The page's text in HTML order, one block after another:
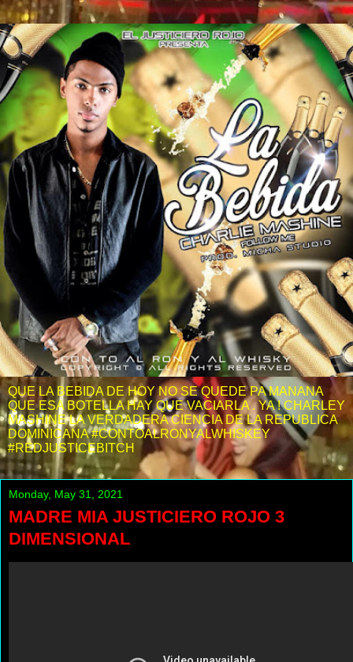
QUE LA BEBIDA DE HOY NO SE QUEDE PA MANANA
QUE ESA BOTELLA HAY QUE VACIARLA . YA ! CHARLEY
MASHINE LA VERDADERA CIENCIA DE LA REPUBLICA
DOMINICANA #CONTOALRONYALWHISKEY
#REDJUSTICEBITCH
Monday, May 31, 2021
MADRE MIA JUSTICIERO ROJO 3
DIMENSIONAL